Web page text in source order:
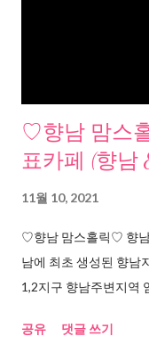
♡향남 맘스
표카페 (향남
11월 10, 2021
♡향남 맘스홀릭♡ 향남
남에 최초 생성된 향남
1,2지구 향남주변지역
공유 댓글 쓰기